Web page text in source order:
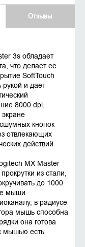
Отзывы
3s обладает
что делает ее
SoftTouch
и дает
8000 dpi,
кнопок
отвлекающих
действий
MX Master
из стали,
до 1000
мыши
в радиусе
мышь способна
она готова
мышью есть